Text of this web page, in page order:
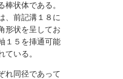
状体である。
、前記溝１８に
形状を呈してお
１５を挿通可能
いる。
れ同径であって